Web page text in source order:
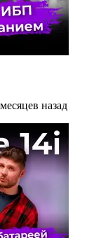
назад